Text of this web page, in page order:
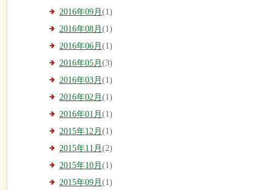
2016年09月 (1)
2016年08月 (1)
2016年06月 (1)
2016年05月 (3)
2016年03月 (1)
2016年02月 (1)
2016年01月 (1)
2015年12月 (1)
2015年11月 (2)
2015年10月 (1)
2015年09月 (1)